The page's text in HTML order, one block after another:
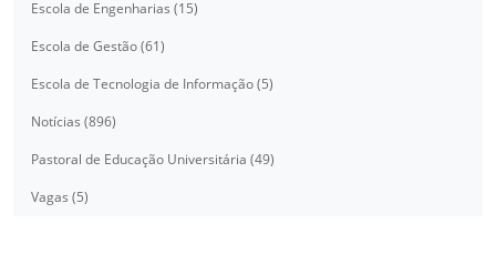
Escola de Engenharias (15)
Escola de Gestão (61)
Escola de Tecnologia de Informação (5)
Notícias (896)
Pastoral de Educação Universitária (49)
Vagas (5)